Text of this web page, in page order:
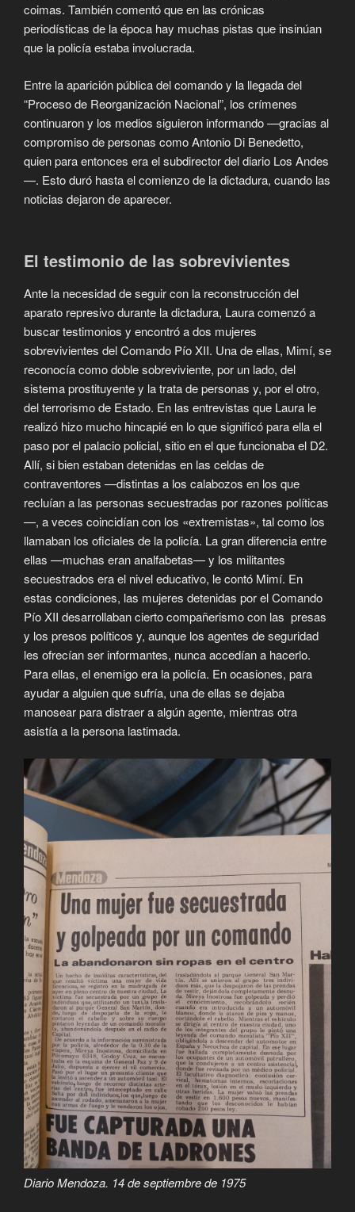
coimas. También comentó que en las crónicas
periodísticas de la época hay muchas pistas que insinúan
que la policía estaba involucrada.
Entre la aparición pública del comando y la llegada del
“Proceso de Reorganización Nacional”, los crímenes
continuaron y los medios siguieron informando —gracias al
compromiso de personas como Antonio Di Benedetto,
quien para entonces era el subdirector del diario Los Andes
—. Esto duró hasta el comienzo de la dictadura, cuando las
noticias dejaron de aparecer.
El testimonio de las sobrevivientes
Ante la necesidad de seguir con la reconstrucción del
aparato represivo durante la dictadura, Laura comenzó a
buscar testimonios y encontró a dos mujeres
sobrevivientes del Comando Pío XII. Una de ellas, Mimí, se
reconocía como doble sobreviviente, por un lado, del
sistema prostituyente y la trata de personas y, por el otro,
del terrorismo de Estado. En las entrevistas que Laura le
realizó hizo mucho hincapié en lo que significó para ella el
paso por el palacio policial, sitio en el que funcionaba el D2.
Allí, si bien estaban detenidas en las celdas de
contraventores —distintas a los calabozos en los que
recluían a las personas secuestradas por razones políticas
—, a veces coincidían con los «extremistas», tal como los
llamaban los oficiales de la policía. La gran diferencia entre
ellas —muchas eran analfabetas— y los militantes
secuestrados era el nivel educativo, le contó Mimí. En
estas condiciones, las mujeres detenidas por el Comando
Pío XII desarrollaban cierto compañerismo con las presas
y los presos políticos y, aunque los agentes de seguridad
les ofrecían ser informantes, nunca accedían a hacerlo.
Para ellas, el enemigo era la policía. En ocasiones, para
ayudar a alguien que sufría, una de ellas se dejaba
manosear para distraer a algún agente, mientras otra
asistía a la persona lastimada.
Diario Mendoza. 14 de septiembre de 1975